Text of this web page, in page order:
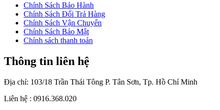
Chính Sách Bảo Hành
Chính Sách Đổi Trả Hàng
Chính Sách Vận Chuyển
Chính Sách Bảo Mật
Chính sách thanh toán
Thông tin liên hệ
Địa chỉ: 103/18 Trần Thái Tông P. Tân Sơn, Tp. Hồ Chí Minh
Liên hệ : 0916.368.020